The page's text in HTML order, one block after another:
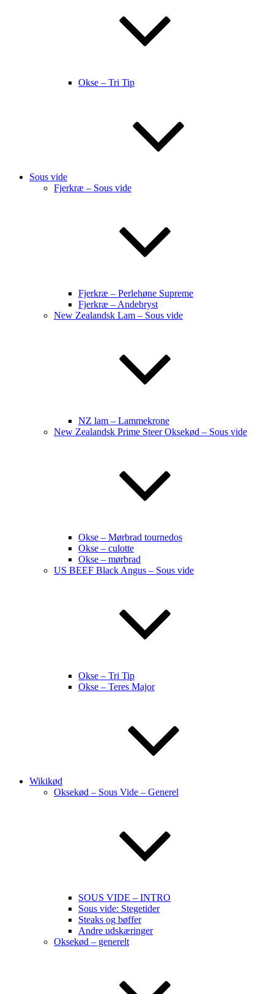
Okse – Tri Tip
Sous vide
Fjerkræ – Sous vide
Fjerkræ – Perlehøne Supreme
Fjerkræ – Andebryst
New Zealandsk Lam – Sous vide
NZ lam – Lammekrone
New Zealandsk Prime Steer Oksekød – Sous vide
Okse – Mørbrad tournedos
Okse – culotte
Okse – mørbrad
US BEEF Black Angus – Sous vide
Okse – Tri Tip
Okse – Teres Major
Wikikød
Oksekød – Sous Vide – Generel
SOUS VIDE – INTRO
Sous vide: Stegetider
Steaks og bøffer
Andre udskæringer
Oksekød – generelt